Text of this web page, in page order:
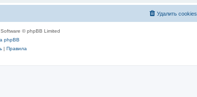
Удалить cookies
© phpBB Limited
phpBB
| Правила